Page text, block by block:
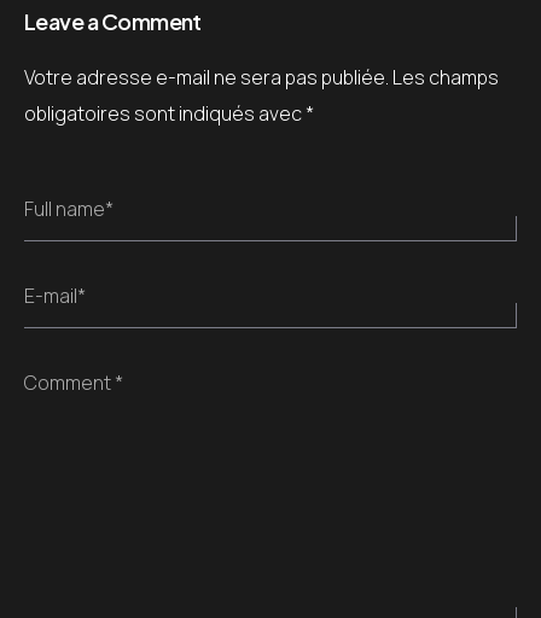
Leave a Comment
Votre adresse e-mail ne sera pas publiée. Les champs
obligatoires sont indiqués avec*
Full name*
E-mail*
Comment *